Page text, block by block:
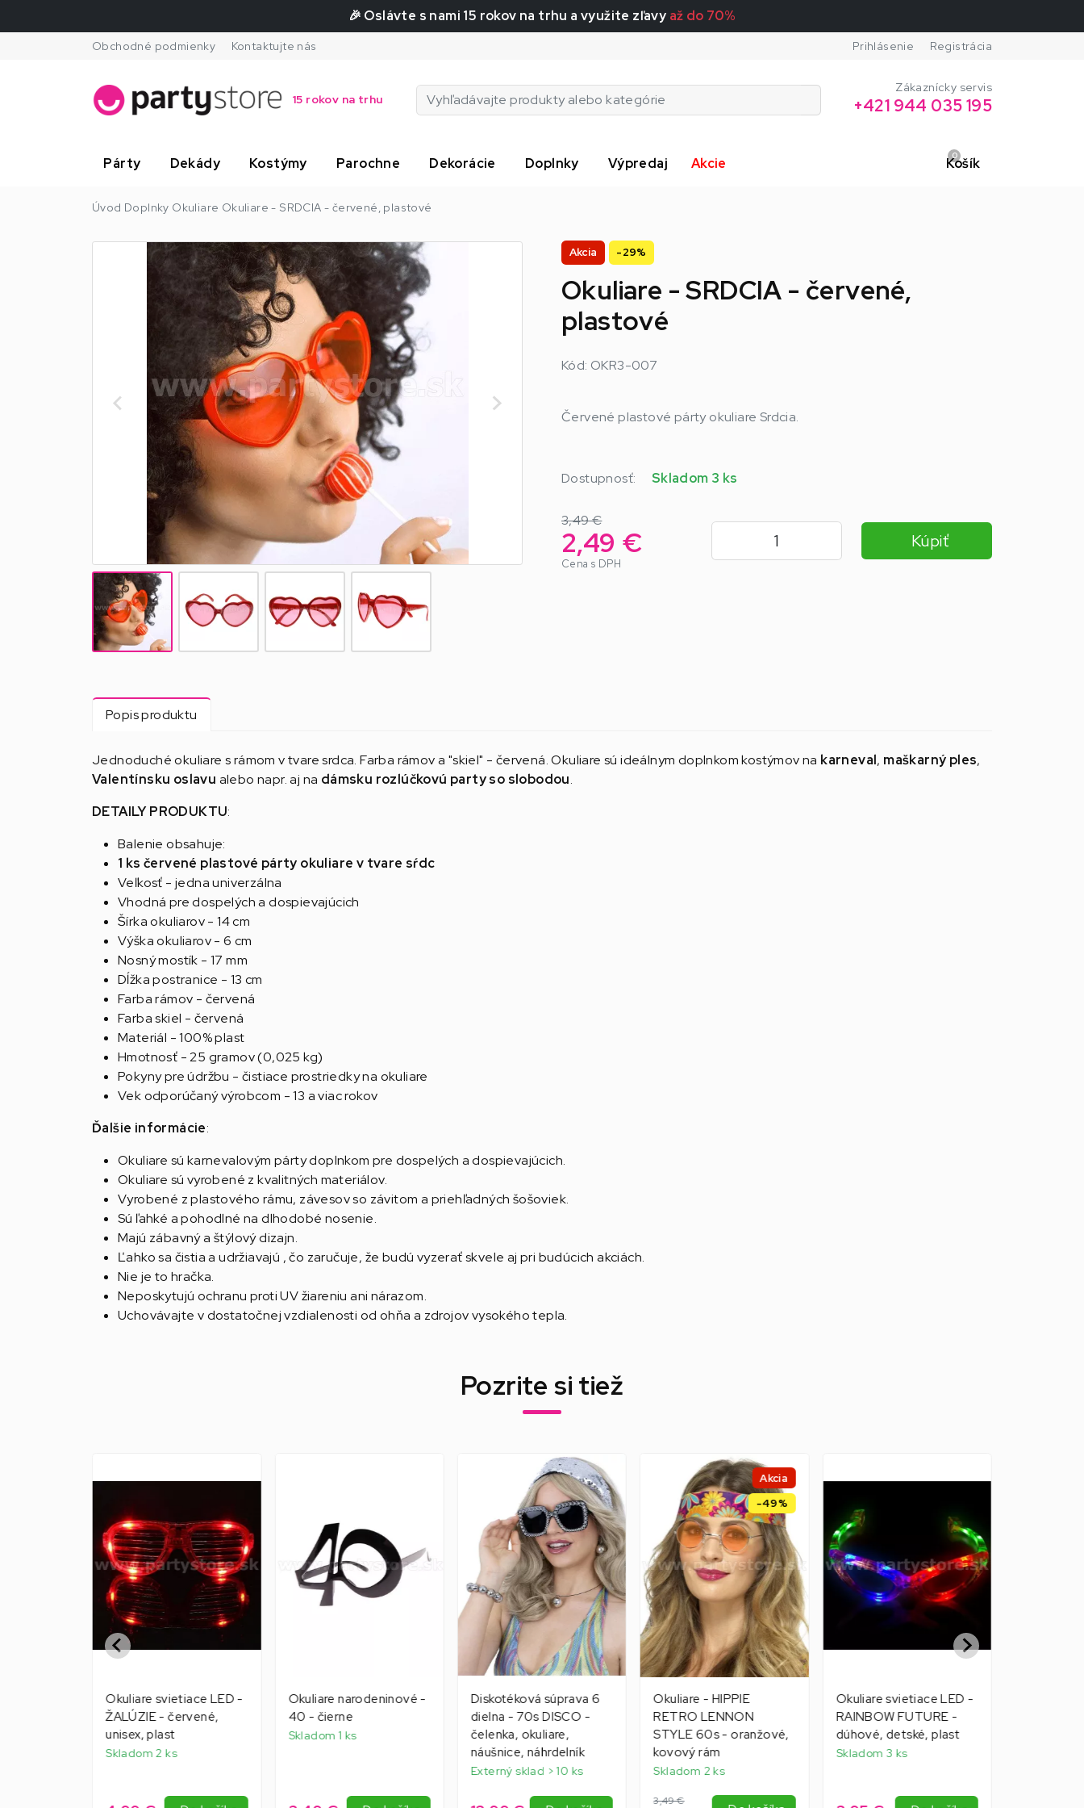
🎉 Oslávte s nami 15 rokov na trhu a využite zľavy až do 70%
Obchodné podmienky Kontaktujte nás Prihlásenie Registrácia
15 rokov na trhu
Zákaznícky servis
+421 944 035 195
Párty Dekády Kostýmy Parochne Dekorácie Doplnky Výpredaj Akcie 0
Košík
Úvod Doplnky Okuliare Okuliare - SRDCIA - červené, plastové
Akcia -29%
Okuliare - SRDCIA - červené,
plastové
Kód: OKR3-007
Červené plastové párty okuliare Srdcia.
Dostupnosť: Skladom 3 ks
3,49 €
2,49 €
Cena s DPH
Kúpiť
Popis produktu
Jednoduché okuliare s rámom v tvare srdca. Farba rámov a "skiel" - červená. Okuliare sú ideálnym doplnkom kostýmov na karneval, maškarný ples,
Valentínsku oslavu alebo napr. aj na dámsku rozlúčkovú party so slobodou.
DETAILY PRODUKTU:
Balenie obsahuje:
1 ks červené plastové párty okuliare v tvare sŕdc
Veľkosť - jedna univerzálna
Vhodná pre dospelých a dospievajúcich
Šírka okuliarov - 14 cm
Výška okuliarov - 6 cm
Nosný mostík - 17 mm
Dĺžka postranice - 13 cm
Farba rámov - červená
Farba skiel - červená
Materiál - 100% plast
Hmotnosť - 25 gramov (0,025 kg)
Pokyny pre údržbu - čistiace prostriedky na okuliare
Vek odporúčaný výrobcom - 13 a viac rokov
Ďalšie informácie:
Okuliare sú karnevalovým párty doplnkom pre dospelých a dospievajúcich.
Okuliare sú vyrobené z kvalitných materiálov.
Vyrobené z plastového rámu, závesov so závitom a priehľadných šošoviek.
Sú ľahké a pohodlné na dlhodobé nosenie.
Majú zábavný a štýlový dizajn.
Ľahko sa čistia a udržiavajú , čo zaručuje, že budú vyzerať skvele aj pri budúcich akciách.
Nie je to hračka.
Neposkytujú ochranu proti UV žiareniu ani nárazom.
Uchovávajte v dostatočnej vzdialenosti od ohňa a zdrojov vysokého tepla.
Pozrite si tiež
Okuliare svietiace LED -
ŽALÚZIE - červené,
unisex, plast
Skladom 2 ks
Okuliare narodeninové -
40 - čierne
Skladom 1 ks
Diskotéková súprava 6
dielna - 70s DISCO -
čelenka, okuliare,
náušnice, náhrdelník
Externý sklad > 10 ks
Akcia
-49%
Okuliare - HIPPIE
RETRO LENNON
STYLE 60s - oranžové,
kovový rám
Skladom 2 ks
3,49 €
Okuliare svietiace LED -
RAINBOW FUTURE -
dúhové, detské, plast
Skladom 3 ks